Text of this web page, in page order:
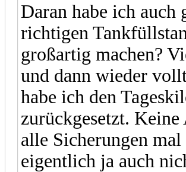
Daran habe ich auch
richtigen
großartig machen?
und dann wieder
habe ich den
zurückgesetzt.
alle Sicherungen
eigentlich ja auch